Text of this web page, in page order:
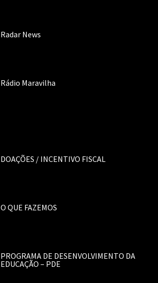
Radar News
Rádio Maravilha
DOAÇÕES / INCENTIVO FISCAL
O QUE FAZEMOS
PROGRAMA DE DESENVOLVIMENTO DA
EDUCAÇÃO – PDE